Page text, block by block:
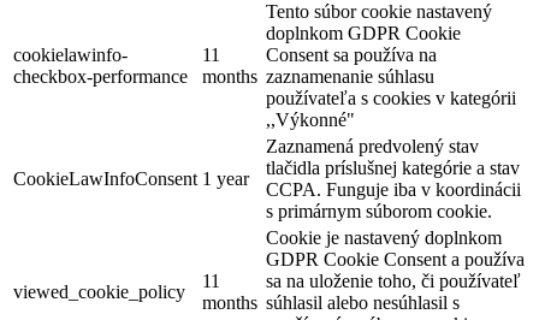
cookielawinfo-
checkbox-performance
11
months
Tento súbor cookie nastavený
doplnkom GDPR Cookie
Consent sa používa na
zaznamenanie súhlasu
používateľa s cookies v kategórii
,,Výkonné"
CookieLawInfoConsent 1 year
Zaznamená predvolený stav
tlačidla príslušnej kategórie a stav
CCPA. Funguje iba v koordinácii
s primárnym súborom cookie.
viewed_cookie_policy
11
months
Cookie je nastavený doplnkom
GDPR Cookie Consent a používa
sa na uloženie toho, či používateľ
súhlasil alebo nesúhlasil s